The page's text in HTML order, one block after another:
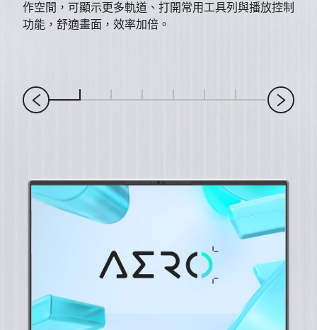
作空間，可顯示更多軌道、打開常用工具列與播放控制
功能，舒適畫面，效率加倍。